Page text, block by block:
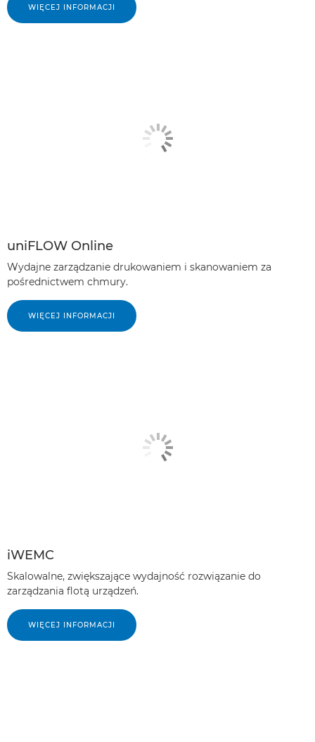
WIĘCEJ INFORMACJI
uniFLOW Online
Wydajne zarządzanie drukowaniem i skanowaniem za
pośrednictwem chmury.
WIĘCEJ INFORMACJI
iWEMC
Skalowalne, zwiększające wydajność rozwiązanie do
zarządzania flotą urządzeń.
WIĘCEJ INFORMACJI